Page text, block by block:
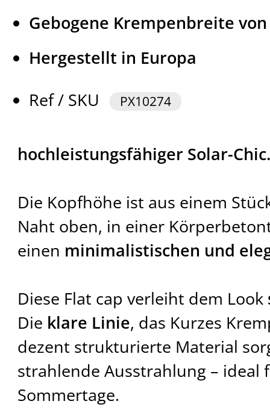
Gebogene Krempenbreite von
Hergestellt in Europa
Ref / SKU
PX10274
hochleistungsfähiger Solar-Chic.
Die Kopfhöhe ist aus einem
Naht oben, in einer
einen minimalistischen und
Diese Flat cap verleiht dem Look
Die klare Linie, das Kurzes
dezent strukturierte Material
strahlende Ausstrahlung – ideal
Sommertage.